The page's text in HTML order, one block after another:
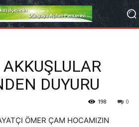
DUYURU
0
198
ÖMER ÇAM HOCAMIZIN